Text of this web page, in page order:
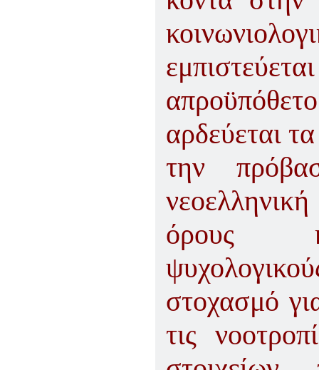
αρδεύεται
την
όρους
στοχασμό
τις